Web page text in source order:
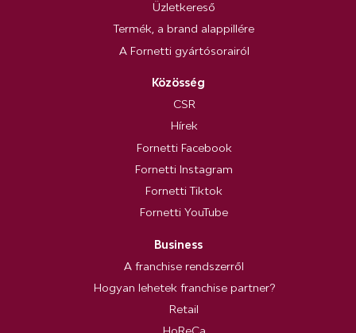
Üzletkereső
Termék, a brand alappillére
A Fornetti gyártósorairól
Közösség
CSR
Hírek
Fornetti Facebook
Fornetti Instagram
Fornetti Tiktok
Fornetti YouTube
Business
A franchise rendszerről
Hogyan lehetek franchise partner?
Retail